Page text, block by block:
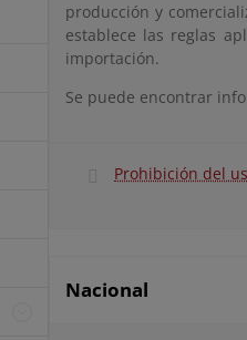
producción y
establece las reglas
importación.
Se puede encontrar
Prohibición del
Nacional